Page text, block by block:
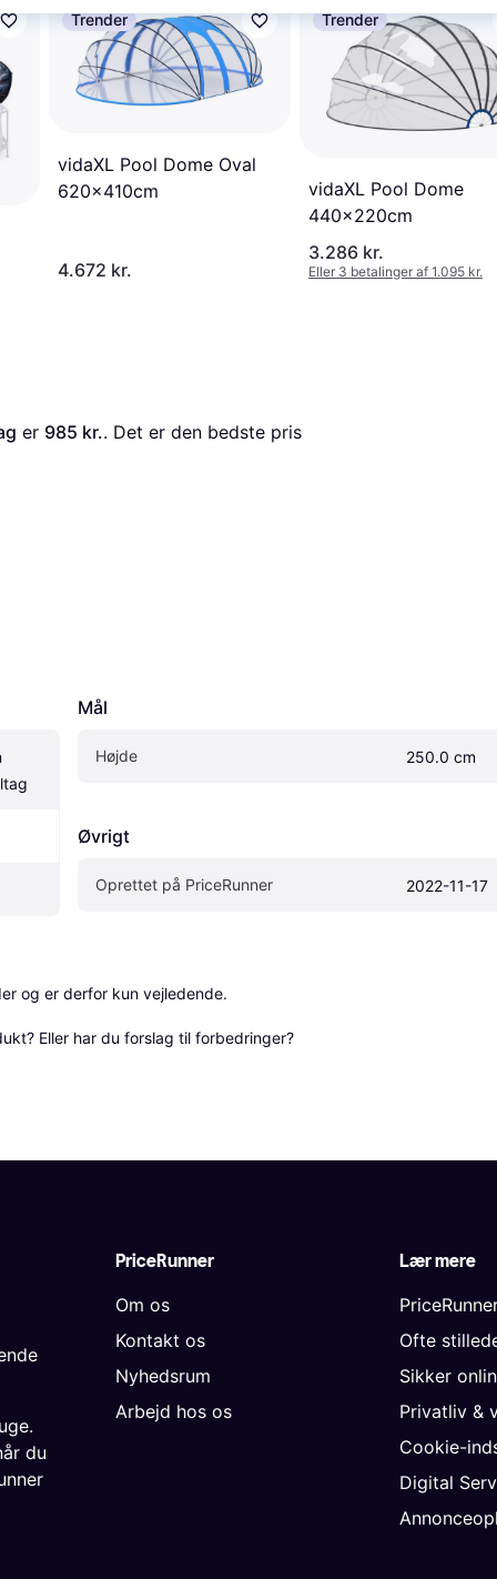
Trender
vidaXL Pool Dome Oval
620x410cm
4.672 kr.
Trender
vidaXL Pool Dome
440x220cm
3.286 kr.
Eller 3 betalinger af 1.095 kr.
er 985 kr.. Det er den bedste pris
Mål
Højde 250.0 cm
Øvrigt
Oprettet på PriceRunner 2022-11-17
og er derfor kun vejledende.
Eller har du forslag til forbedringer?
PriceRunner
Om os
Kontakt os
Nyhedsrum
Arbejd hos os
Lær mere
Ofte
Sikker
Privatliv &
Cookie-
Digital
du